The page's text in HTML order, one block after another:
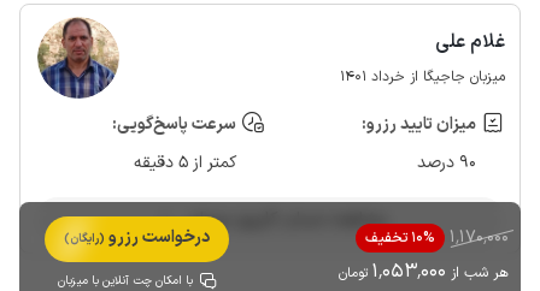
غلام علی
میزبان جاجیگا از خرداد 1401
میزان تایید رزرو:
90 درصد
سرعت پاسخ‌گویی:
کمتر از 5 دقیقه
مشاهده حساب کاربری میزبان
1٬170٬000
10% تخفیف
هر شب از 1٬053٬000 تومان
درخواست رزرو (رایگان)
با امکان چت آنلاین با میزبان